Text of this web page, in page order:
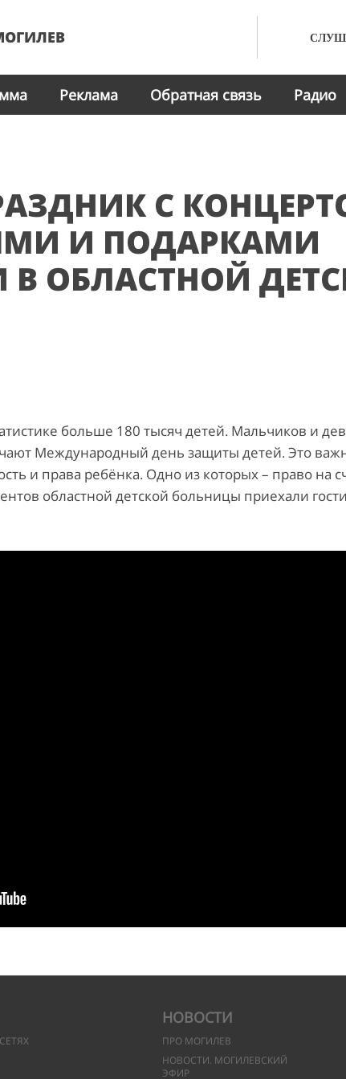
Реклама Обратная связь Радио
С
И ПОДАРКАМИ
ОБЛАСТНОЙ
больше 180 тысяч детей. Мальчиков и
Международный день защиты детей. Это
и права ребёнка. Одно из которых – право на
областной детской больницы приехали
НОВОСТИ
ПРО МОГИЛЕВ
НОВОСТИ. МОГИЛЕВСКИЙ
ЭФИР